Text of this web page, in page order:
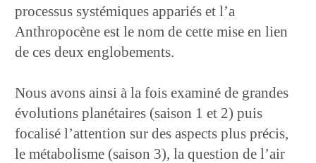
processus systémiques appariés et l’a
Anthropocène est le nom de cette mise en lien
de ces deux englobements.
Nous avons ainsi à la fois examiné de grandes
évolutions planétaires (saison 1 et 2) puis
focalisé l’attention sur des aspects plus précis,
le métabolisme (saison 3), la question de l’air